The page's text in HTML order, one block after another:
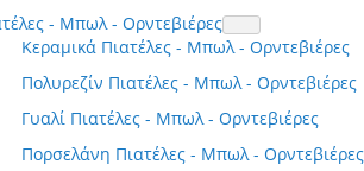
- Μπωλ - Ορντεβιέρες
Κεραμικά Πιατέλες - Μπωλ - Ορντεβιέρες
Πολυρεζίν Πιατέλες - Μπωλ - Ορντεβιέρες
Γυαλί Πιατέλες - Μπωλ - Ορντεβιέρες
Πορσελάνη Πιατέλες - Μπωλ - Ορντεβιέρες